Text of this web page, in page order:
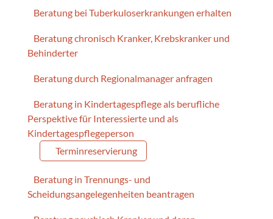
Beratung bei Tuberkuloserkrankungen erhalten
Beratung chronisch Kranker, Krebskranker und
Behinderter
Beratung durch Regionalmanager anfragen
Beratung in Kindertagespflege als berufliche
Perspektive für Interessierte und als
Kindertagespflegeperson
Terminreservierung
Beratung in Trennungs- und
Scheidungsangelegenheiten beantragen